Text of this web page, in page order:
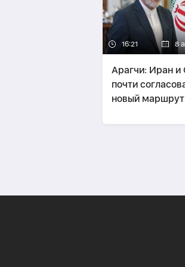
16:21 8
Арагчи: Иран и
почти
новый маршрут